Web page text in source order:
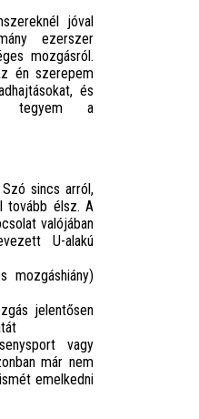
jóval
ezerszer
mozgásról.
én szerepem
és
tegyem a
sincs arról,
tovább élsz. A
valójában
U-alakú
mozgáshiány)
jelentősen
vagy
már nem
emelkedni